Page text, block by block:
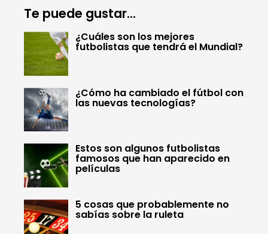
Te puede gustar...
¿Cuáles son los mejores
futbolistas que tendrá el Mundial?
¿Cómo ha cambiado el fútbol con
las nuevas tecnologías?
Estos son algunos futbolistas
famosos que han aparecido en
películas
5 cosas que probablemente no
sabías sobre la ruleta